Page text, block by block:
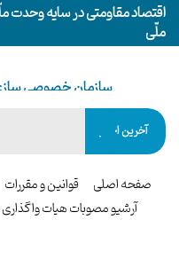
اقتصاد مقاومتی در سایه وحدت
ملّی
سازمان خصوصی
آخرین اخبار
صفحه اصلی قوانین و مقررات
آرشیو مصوبات هیات واگذاری